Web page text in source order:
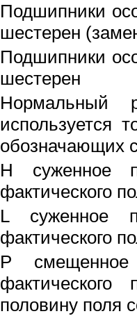
Подшипники
шестерен
Подшипники
шестерен
Hормальный
используется
обозначающих
H суженное
фактического
L суженное
фактического
P
половину поля